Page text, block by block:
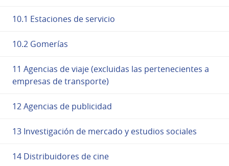
10.1 Estaciones de servicio
10.2 Gomerías
11 Agencias de viaje (excluidas las pertenecientes a
empresas de transporte)
12 Agencias de publicidad
13 Investigación de mercado y estudios sociales
14 Distribuidores de cine